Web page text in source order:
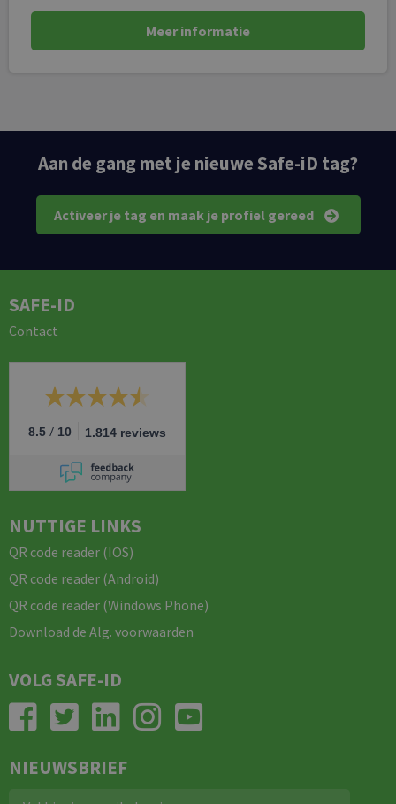
Meer informatie
Aan de gang met je nieuwe Safe-iD tag?
Activeer je tag en maak je profiel gereed
SAFE-ID
Contact
8.5 / 10 1.814 reviews
NUTTIGE LINKS
QR code reader (IOS)
QR code reader (Android)
QR code reader (Windows Phone)
Download de Alg. voorwaarden
VOLG SAFE-ID
NIEUWSBRIEF